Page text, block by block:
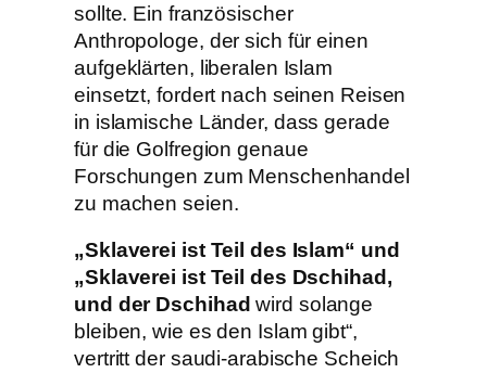
sollte. Ein französischer
Anthropologe, der sich für einen
aufgeklärten, liberalen Islam
einsetzt, fordert nach seinen Reisen
in islamische Länder, dass gerade
für die Golfregion genaue
Forschungen zum Menschenhandel
zu machen seien.
„Sklaverei ist Teil des Islam“ und
„Sklaverei ist Teil des Dschihad,
und der Dschihad wird solange
bleiben, wie es den Islam gibt“,
vertritt der saudi-arabische Scheich